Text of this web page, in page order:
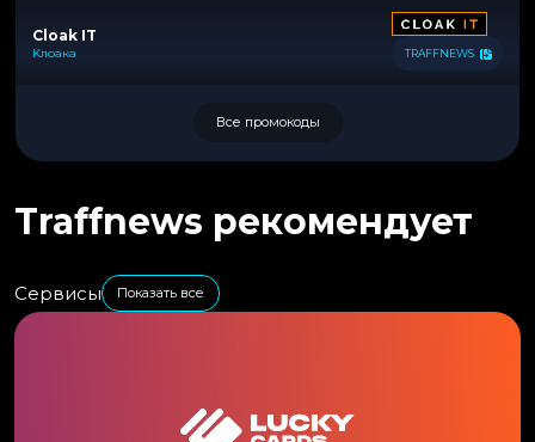
Cloak IT
Клоака TRAFFNEWS
Все промокоды
Traffnews рекомендует
Сервисы Показать все